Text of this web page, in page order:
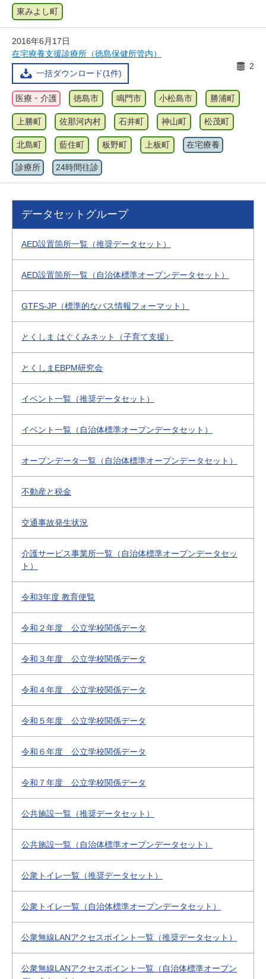
東みよし町
2016年6月17日
在宅療養支援診療所（徳島保健所管内）
一括ダウンロード(1件)
2
医療・介護 徳島市 鳴門市 小松島市 勝浦町
上勝町 佐那河内村 石井町 神山町 松茂町
北島町 藍住町 板野町 上板町 在宅療養
診療所 24時間往診
データセットグループ
AED設置箇所一覧（推奨データセット）
AED設置箇所一覧（自治体標準オープンデータセット）
GTFS-JP（標準的なバス情報フォーマット）
とくしま はぐくみネット（子育て支援）
とくしまEBPM研究会
イベント一覧（推奨データセット）
イベント一覧（自治体標準オープンデータセット）
オープンデータ一覧（自治体標準オープンデータセット）
不動産と税金
交通事故発生状況
介護サービス事業所一覧（自治体標準オープンデータセッ
ト）
令和3年度 教育便覧
令和２年度 公立学校関係データ
令和３年度 公立学校関係データ
令和４年度 公立学校関係データ
令和５年度 公立学校関係データ
令和６年度 公立学校関係データ
令和７年度 公立学校関係データ
公共施設一覧（推奨データセット）
公共施設一覧（自治体標準オープンデータセット）
公衆トイレ一覧（推奨データセット）
公衆トイレ一覧（自治体標準オープンデータセット）
公衆無線LANアクセスポイント一覧（推奨データセット）
公衆無線LANアクセスポイント一覧（自治体標準オープン